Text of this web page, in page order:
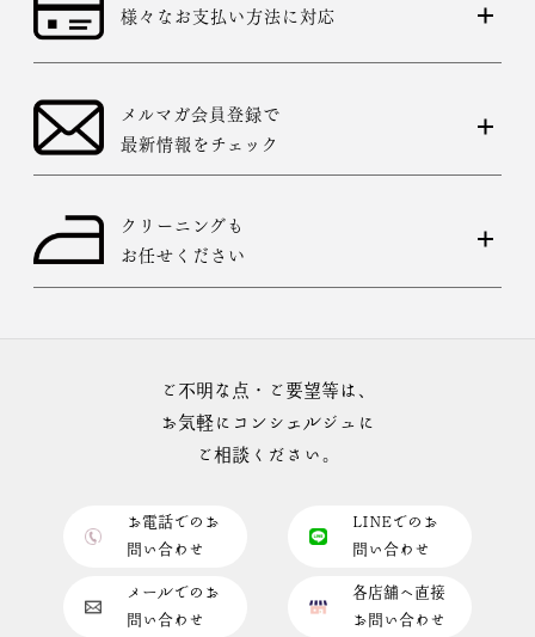
様々なお支払い方法に対応
メルマガ会員登録で
最新情報をチェック
クリーニングも
お任せください
ご不明な点・ご要望等は、
お気軽にコンシェルジュに
ご相談ください。
お電話でのお
問い合わせ
LINEでのお
問い合わせ
メールでのお
問い合わせ
各店舗へ直接
お問い合わせ